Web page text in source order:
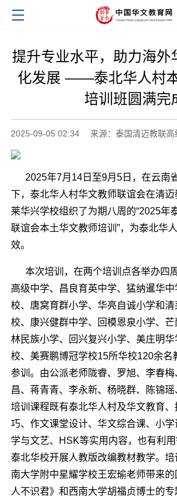
提升专业水平，助力海外
化发展 ——泰北华人村
培训班圆满完
2025-09-05 02:34 来源：泰国清迈教联高
2025年7月 14日至9月 5日，在云南
下，泰北华人村华文教师联谊会在清
莱华兴学校组织了为期八周的“2025年
联谊会本土华文教师培训”，为泰北华
效。
本次培训，在两个培训点各举办四
高级中学、昌良育英中学、猛纳暹华
校、唐窝育群小学、华亮自诚小学和
校、康兴健群中学、回模恩泉小学、
林民族小学、回兴复兴小学、美庄明
校、美赛鹏博冠学校15所华校120余名
参训。由公派老师陇睿、罗旭、李春
昌、蒋青青、李永新、杨晓群、陈锦瑶
培训课程既有泰北华人村及华文教育
巧、作文课堂设计、华文综合课、小
学与文艺、
HSK等实用内容，也有利
泰北华校开展人教版改编教材教学。
南大学附中星耀学校王宏瑜老师带来
人不识君》和西南大学胡福贞博士的